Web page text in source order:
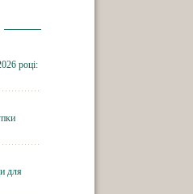
році:
для